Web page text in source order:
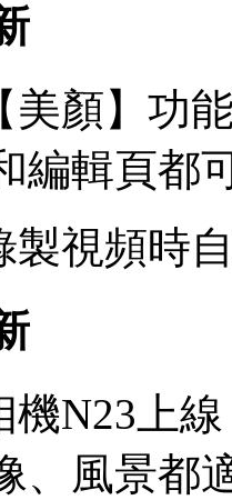
美顏】功
編輯頁都
製視頻時
機N23上
、風景都